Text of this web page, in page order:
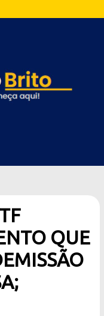
QUE